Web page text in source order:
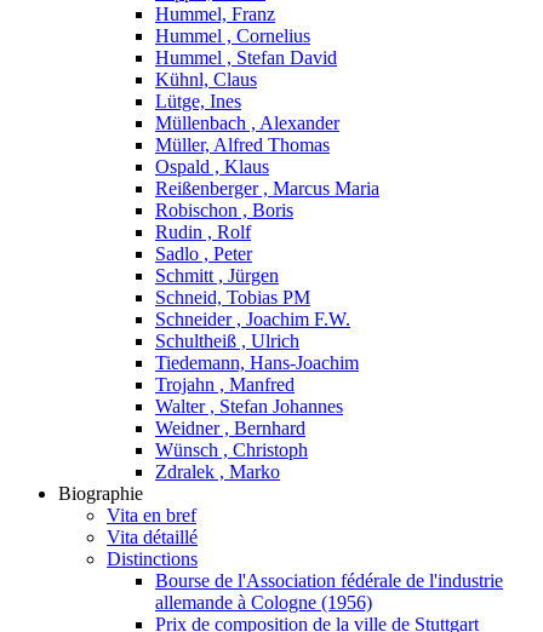
Hummel, Franz
Hummel , Cornelius
Hummel , Stefan David
Kühnl, Claus
Lütge, Ines
Müllenbach , Alexander
Müller, Alfred Thomas
Ospald , Klaus
Reißenberger , Marcus Maria
Robischon , Boris
Rudin , Rolf
Sadlo , Peter
Schmitt , Jürgen
Schneid, Tobias PM
Schneider , Joachim F.W.
Schultheiß , Ulrich
Tiedemann, Hans-Joachim
Trojahn , Manfred
Walter , Stefan Johannes
Weidner , Bernhard
Wünsch , Christoph
Zdralek , Marko
Biographie
Vita en bref
Vita détaillé
Distinctions
Bourse de l'Association fédérale de l'industrie
allemande à Cologne (1956)
Prix de composition de la ville de Stuttgart